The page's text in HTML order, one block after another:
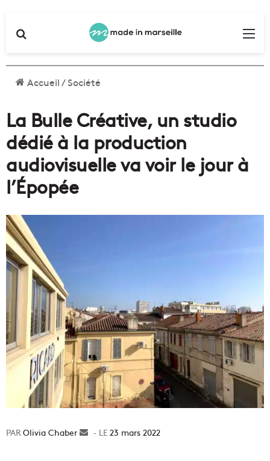
Accueil/Société
La Bulle Créative, un studio
dédié à la production
audiovisuelle va voir le jour à
l’Épopée
Olivia Chaber
Envoyer23 mars 2022